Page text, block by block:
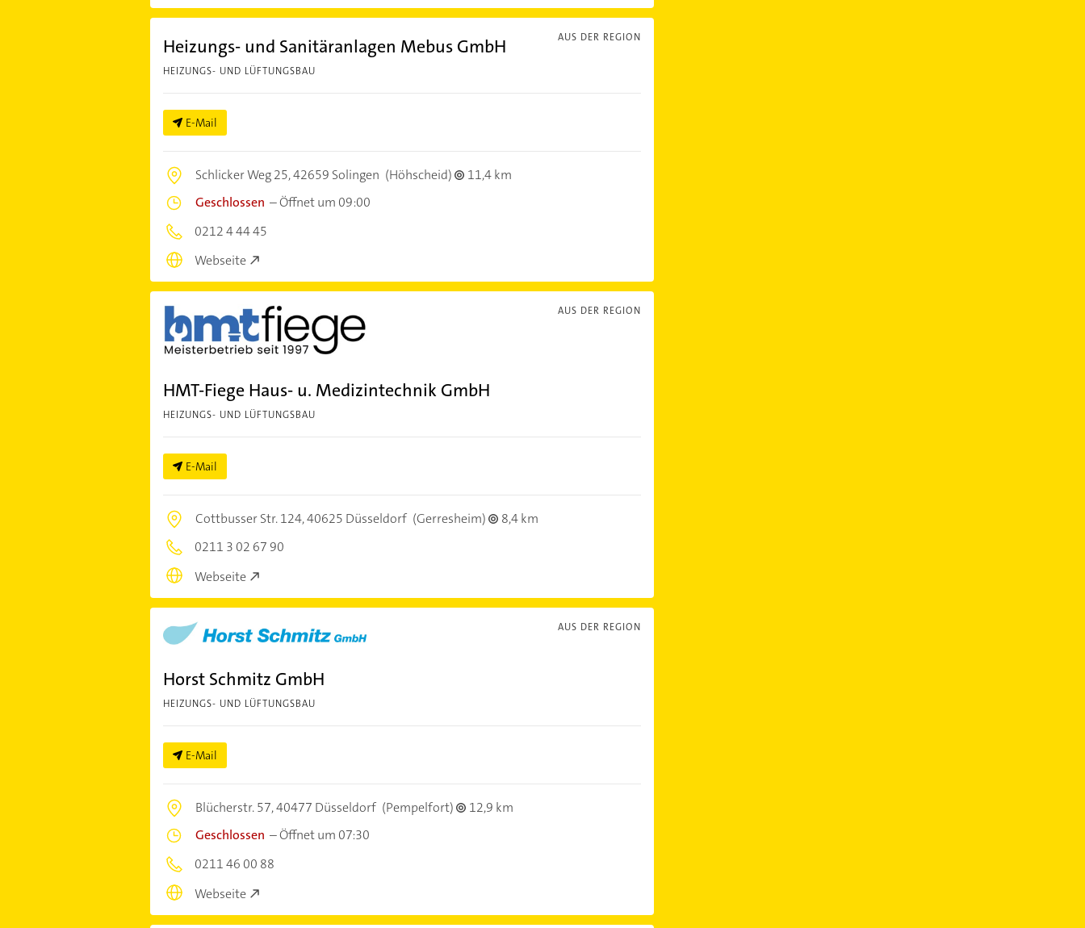
AUS DER REGION
Heizungs- und Sanitäranlagen Mebus GmbH
HEIZUNGS- UND LÜFTUNGSBAU
E-Mail
Schlicker Weg 25,42659 Solingen (Höhscheid)
11,4 km
Geschlossen –Öffnet um 09:00
0212 4 44 45
Webseite
AUS DER REGION
HMT-Fiege Haus- u. Medizintechnik GmbH
HEIZUNGS- UND LÜFTUNGSBAU
E-Mail
Cottbusser Str. 124,40625 Düsseldorf (Gerresheim)
8,4 km
0211 3 02 67 90
Webseite
AUS DER REGION
Horst Schmitz GmbH
HEIZUNGS- UND LÜFTUNGSBAU
E-Mail
Blücherstr. 57,40477 Düsseldorf (Pempelfort)
12,9 km
Geschlossen –Öffnet um 07:30
0211 46 00 88
Webseite